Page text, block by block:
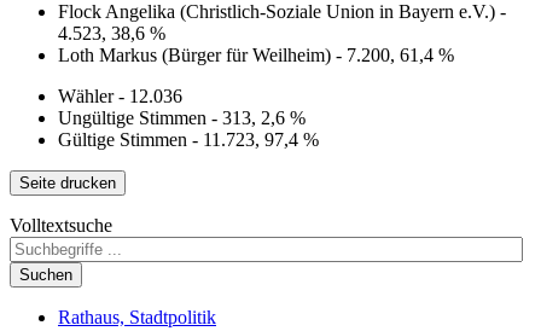
Flock Angelika (Christlich-Soziale Union in Bayern e.V.) -
4.523, 38,6 %
Loth Markus (Bürger für Weilheim) - 7.200, 61,4 %
Wähler - 12.036
Ungültige Stimmen - 313, 2,6 %
Gültige Stimmen - 11.723, 97,4 %
Seite drucken
Volltextsuche
Suchen
Rathaus, Stadtpolitik